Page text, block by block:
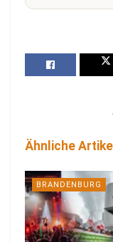
Ähnliche Artikel
BRANDENBURG